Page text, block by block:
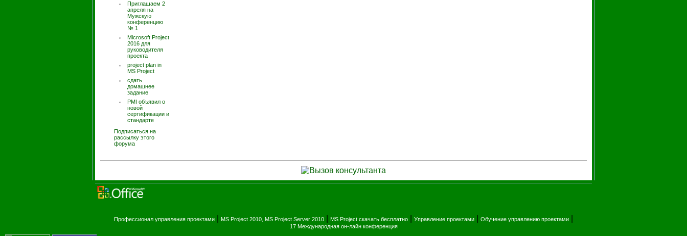
Приглашаем 2
апреля на
Мужскую
конференцию
№ 1
Microsoft Project
2016 для
руководителя
проекта
project plan in
MS Project
сдать
домашнее
задание
PMI объявил о
новой
сертификации и
стандарте
Подписаться на
рассылку этого
форума
Профессионал управления проектами MS Project 2010, MS Project Server 2010 MS Project скачать бесплатно Управление проектами Обучение управлению проектами
17 Международная он-лайн конференция